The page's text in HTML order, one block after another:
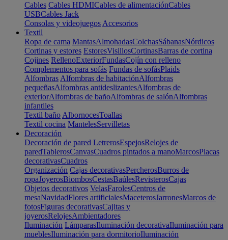
Cables Cables HDMICables de alimentaciónCables
USBCables Jack
Consolas y videojuegos Accesorios
Textil
Ropa de cama MantasAlmohadasColchasSábanasNórdicos
Cortinas y estores EstoresVisillosCortinasBarras de cortina
Cojines RellenoExteriorFundasCojín con relleno
Complementos para sofás Fundas de sofásPlaids
Alfombras Alfombras de habitaciónAlfombras
pequeñasAlfombras antideslizantesAlfombras de
exteriorAlfombras de bañoAlfombras de salónAlfombras
infantiles
Textil baño AlbornocesToallas
Textil cocina MantelesServilletas
Decoración
Decoración de pared LetrerosEspejosRelojes de
paredTablerosCanvasCuadros pintados a manoMarcosPlacas
decorativasCuadros
Organización Cajas decorativasPercherosBurros de
ropaJoyerosBiombosCestasBaúlesRevisterosCajas
Objetos decorativos VelasFarolesCentros de
mesaNavidadFlores artificialesMaceterosJarronesMarcos de
fotosFiguras decorativasCajitas y
joyerosRelojesAmbientadores
Iluminación LámparasIluminación decorativaIluminación para
mueblesIluminación para dormitorioIluminación